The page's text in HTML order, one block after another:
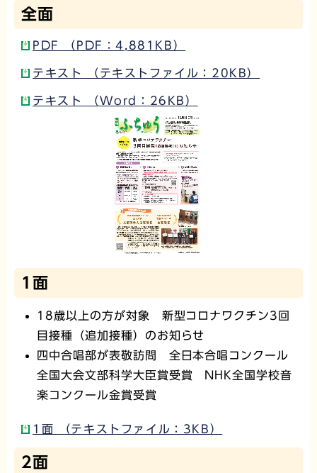
全面
PDF （PDF：4,881KB）
テキスト （テキストファイル：20KB）
テキスト （Word：26KB）
1面
18歳以上の方が対象 新型コロナワクチン3回
目接種（追加接種）のお知らせ
四中合唱部が表敬訪問 全日本合唱コンクール
全国大会文部科学大臣賞受賞 NHK全国学校音
楽コンクール金賞受賞
1面 （テキストファイル：3KB）
2面